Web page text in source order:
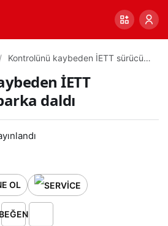
Kontrolünü kaybeden İETT sürücüsü
İETT
daldı
OL
BEĞEN
PAYLAŞ